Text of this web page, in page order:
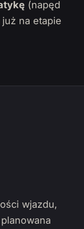
(napęd
na etapie
wjazdu,